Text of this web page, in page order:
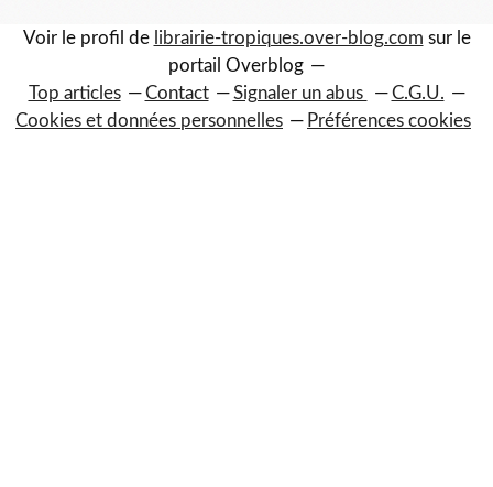
Voir le profil de librairie-tropiques.over-blog.com sur le
portail Overblog
Top articles
Contact Signaler un abus
C.G.U.
Cookies et données personnelles
Préférences cookies